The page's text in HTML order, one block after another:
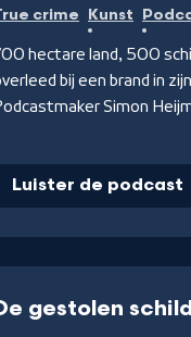
crime Kunst
hectare land, 500
bij een brand in
Simon
Luister de podcast
gestolen